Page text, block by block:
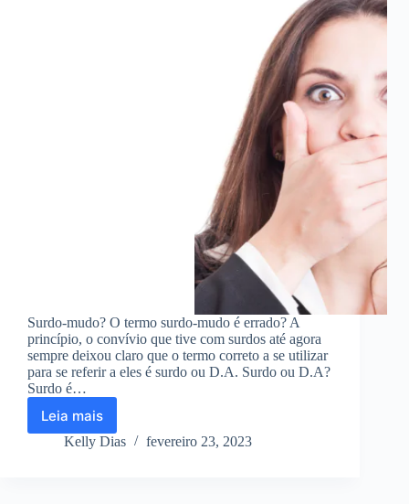
Surdo-mudo? O termo surdo-mudo é errado? A
princípio, o convívio que tive com surdos até agora
sempre deixou claro que o termo correto a se utilizar
para se referir a eles é surdo ou D.A. Surdo ou D.A?
Surdo é…
Leia mais
O
termo
Kelly Dias fevereiro 23, 2023